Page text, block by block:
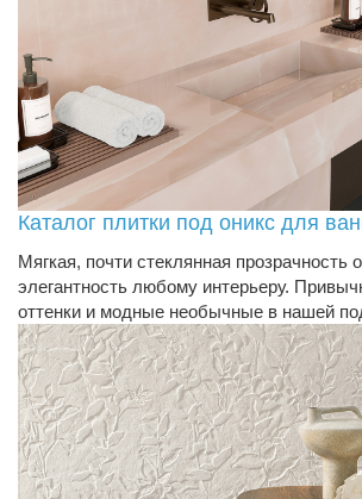
Каталог плитки под оникс для
Мягкая, почти стеклянная прозрачность
элегантность любому интерьеру.
оттенки и модные необычные в нашей